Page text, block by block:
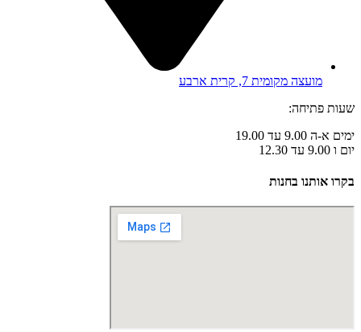
מועצה מקומית 7, קרית ארבע
שעות פתיחה:
ימים א-ה 9.00 עד 19.00
יום ו 9.00 עד 12.30
בקרו אותנו בחנות